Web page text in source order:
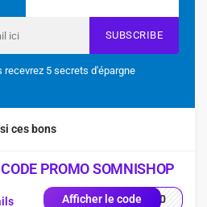
SUBSCRIBE
5 secrets d'épargne
ces bons
PROMO SOMNISHOP
Afficher le codep-10